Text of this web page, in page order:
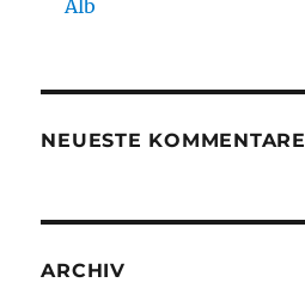
Alb
NEUESTE KOMMENTARE
ARCHIV